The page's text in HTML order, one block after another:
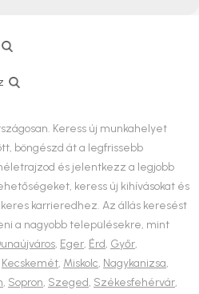
Keress új munkahelyet
böngészd át a legfrissebb
és jelentkezz a legjobb
keress új kihívásokat és
karrieredhez. Az állás keresést
a nagyobb településekre, mint
, Eger, Érd, Győr,
Kecskemét, Miskolc, Nagykanizsa,
, Sopron, Szeged, Székesfehérvár,